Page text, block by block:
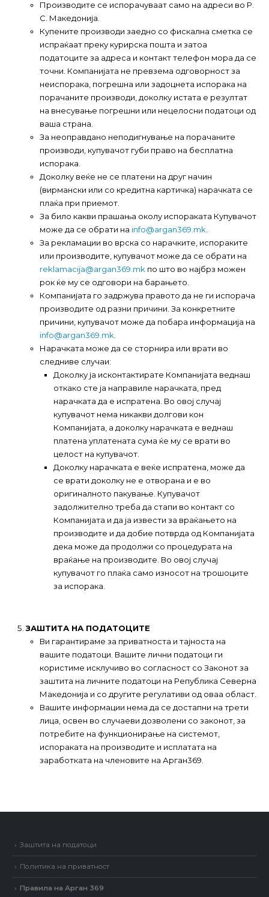
Производите се испорачуваат само на адреси во Р.
С. Македонија.
Купените производи заедно со фискална сметка се
испраќаат преку курирска пошта и затоа
податоците за адреса и контакт телефон мора да се
точни. Компанијата не превзема одговорност за
неиспорака, погрешна или задоцнета испорака на
порачаните производи, доколку истата е резултат
на внесување погрешни или нецелосни податоци од
ваша страна.
За неоправдано неподигнување на порачаните
производи, купувачот губи право на бесплатна
испорака.
Доколку веќе не се платени на друг начин
(вирмански или со кредитна картичка) нарачката се
плаќа при приемот.
За било какви прашања околу испораката Купувачот
може да се обрати на info@argan369.mk
За рекламации во врска со нарачките, испораките
или производите, купувачот може да се обрати на
reklamacija@argan369.mk по што во најбрз можен
рок ќе му се одговори на барањето.
Компанијата го задржува правото да не ги испорача
производите од разни причини. За конкретните
причини, купувачот може да побара информација на
info@argan369.mk
Нарачката може да се сторнира или врати во
следниве случаи:
Доколку ја исконтактирате Компанијата веднаш
откако сте ја направиле нарачката, пред
нарачката да е испратена. Во овој случај
купувачот нема никакви долгови кон
Компанијата, а доколку нарачката е веднаш
платена уплатената сума ќе му се врати во
целост на купувачот.
Доколку нарачката е веќе испратена, може да
се врати доколку не е отворана и е во
оригиналното пакување. Купувачот
задолжително треба да стапи во контакт со
Компанијата и да ја извести за враќањето на
производите и да добие потврда од Компанијата
дека може да продолжи со процедурата на
враќање на производите. Во овој случај
купувачот го плаќа само износот на трошоците
за испорака.
ЗАШТИТА НА ПОДАТОЦИТЕ
Ви гарантираме за приватноста и тајноста на
вашите податоци. Вашите лични податоци ги
користиме исклучиво во согласност со Законот за
заштита на личните податоци на Република Северна
Македонија и со другите регулативи од оваа област.
Вашите информации нема да се достапни на трети
лица, освен во случаеви дозволени со законот, за
потребите на функционирање на системот,
испораката на производите и исплатата на
заработката на членовите на Арган369.
Заштита на податоци
Политика на приватност
Правила на Арган 369